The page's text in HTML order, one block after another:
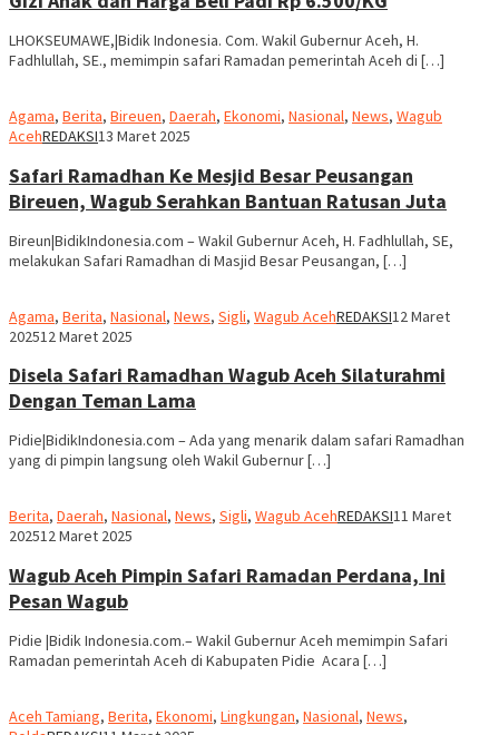
LHOKSEUMAWE,|Bidik Indonesia. Com. Wakil Gubernur Aceh, H.
Fadhlullah, SE., memimpin safari Ramadan pemerintah Aceh di […]
Agama, Berita, Bireuen, Daerah, Ekonomi, Nasional, News, Wagub
AcehREDAKSI13 Maret 2025
Safari Ramadhan Ke Mesjid Besar Peusangan
Bireuen, Wagub Serahkan Bantuan Ratusan Juta
Bireun|BidikIndonesia.com – Wakil Gubernur Aceh, H. Fadhlullah, SE,
melakukan Safari Ramadhan di Masjid Besar Peusangan, […]
Agama, Berita, Nasional, News, Sigli, Wagub AcehREDAKSI12 Maret
202512 Maret 2025
Disela Safari Ramadhan Wagub Aceh Silaturahmi
Dengan Teman Lama
Pidie|BidikIndonesia.com – Ada yang menarik dalam safari Ramadhan
yang di pimpin langsung oleh Wakil Gubernur […]
Berita, Daerah, Nasional, News, Sigli, Wagub AcehREDAKSI11 Maret
202512 Maret 2025
Wagub Aceh Pimpin Safari Ramadan Perdana, Ini
Pesan Wagub
Pidie |Bidik Indonesia.com.– Wakil Gubernur Aceh memimpin Safari
Ramadan pemerintah Aceh di Kabupaten Pidie Acara […]
Aceh Tamiang, Berita, Ekonomi, Lingkungan, Nasional, News,